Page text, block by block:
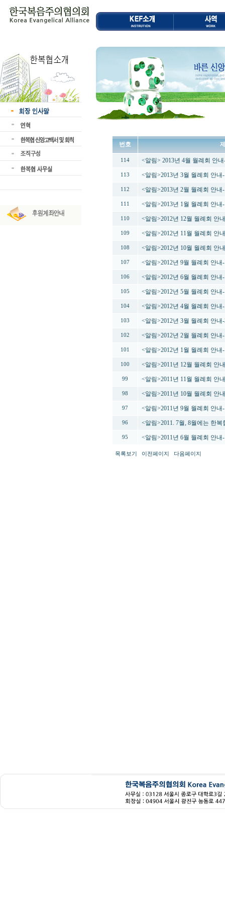
번호
114 <알림> 2013년 4월 월례회 안
113 <알림>2013년 3월 월례회 안
112 <알림>2013년 2월 월례회 안
111 <알림>2013년 1월 월례회 안내
110 <알림>2012년 12월 월례회 안
109 <알림>2012년 11월 월례회 안
108 <알림>2012년 10월 월례회 안
107 <알림>2012년 9월 월례회 안
106 <알림>2012년 6월 월례회 안
105 <알림>2012년 5월 월례회 안
104 <알림>2012년 4월 월례회 안
103 <알림>2012년 3월 월례회 안
102 <알림>2012년 2월 월례회 안
101 <알림>2012년 1월 월례회 안
100 <알림>2011년 12월 월례회 안
99 <알림>2011년 11월 월례회 안
98 <알림>2011년 10월 월례회 안
97 <알림>2011년 9월 월례회 안
96 <알림>2011. 7월, 8월에는 한
95 <알림>2011년 6월 월례회 안
목록보기 이전페이지 다음페이지